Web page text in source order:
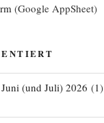
(Google AppSheet)
(und Juli) 2026 (1)